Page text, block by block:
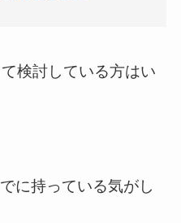
検討している方はい
に持っている気がし